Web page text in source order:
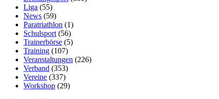
Liga (55)
News (59)
Paratriathlon (1)
Schulsport (56)
Trainerbörse (5)
Training (107)
Veranstaltungen (226)
Verband (353)
Vereine (337)
Workshop (29)